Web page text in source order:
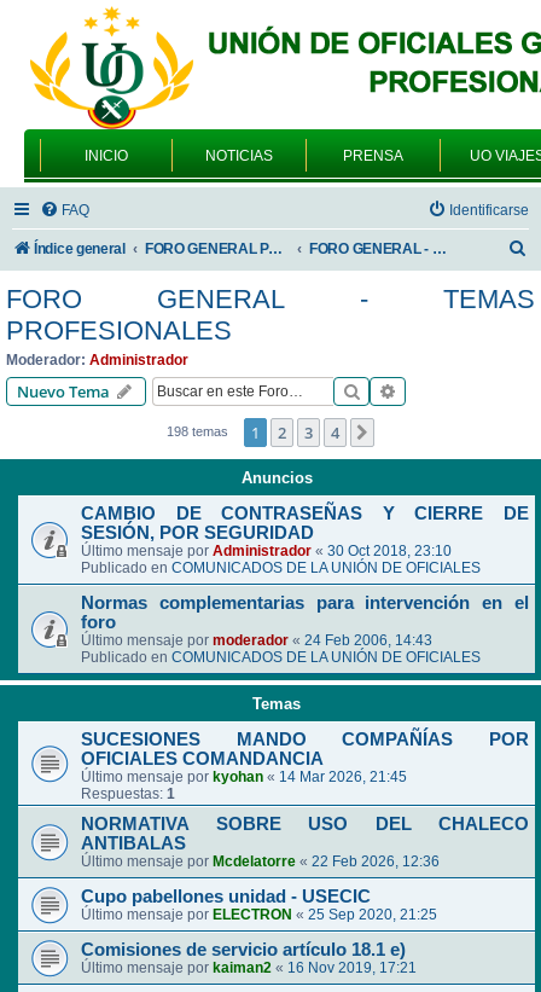
INICIO NOTICIAS PRENSA UO
FAQ Identificarse
Índice general FORO GENERAL PARA TODOS LOS USUARIOS FORO GENERAL - TEMAS PROFESIONALES
s
FORO GENERAL - TEMAS
PROFESIONALES
Moderador: Administrador
Nuevo Tema Buscar
198 temas 1 2 3 4
Anuncios
CAMBIO DE CONTRASEÑAS Y CIERRE DE
SESIÓN, POR SEGURIDAD
Último mensaje por Administrador « 30 Oct 2018, 23:10
Publicado en COMUNICADOS DE LA UNIÓN DE OFICIALES
Normas complementarias para intervención en el
foro
Último mensaje por moderador « 24 Feb 2006, 14:43
Publicado en COMUNICADOS DE LA UNIÓN DE OFICIALES
Temas
SUCESIONES MANDO COMPAÑÍAS POR
OFICIALES COMANDANCIA
Último mensaje por kyohan « 14 Mar 2026, 21:45
Respuestas: 1
NORMATIVA SOBRE USO DEL CHALECO
ANTIBALAS
Último mensaje por Mcdelatorre « 22 Feb 2026, 12:36
Cupo pabellones unidad - USECIC
Último mensaje por ELECTRON « 25 Sep 2020, 21:25
Comisiones de servicio artículo 18.1 e)
Último mensaje por kaiman2 « 16 Nov 2019, 17:21